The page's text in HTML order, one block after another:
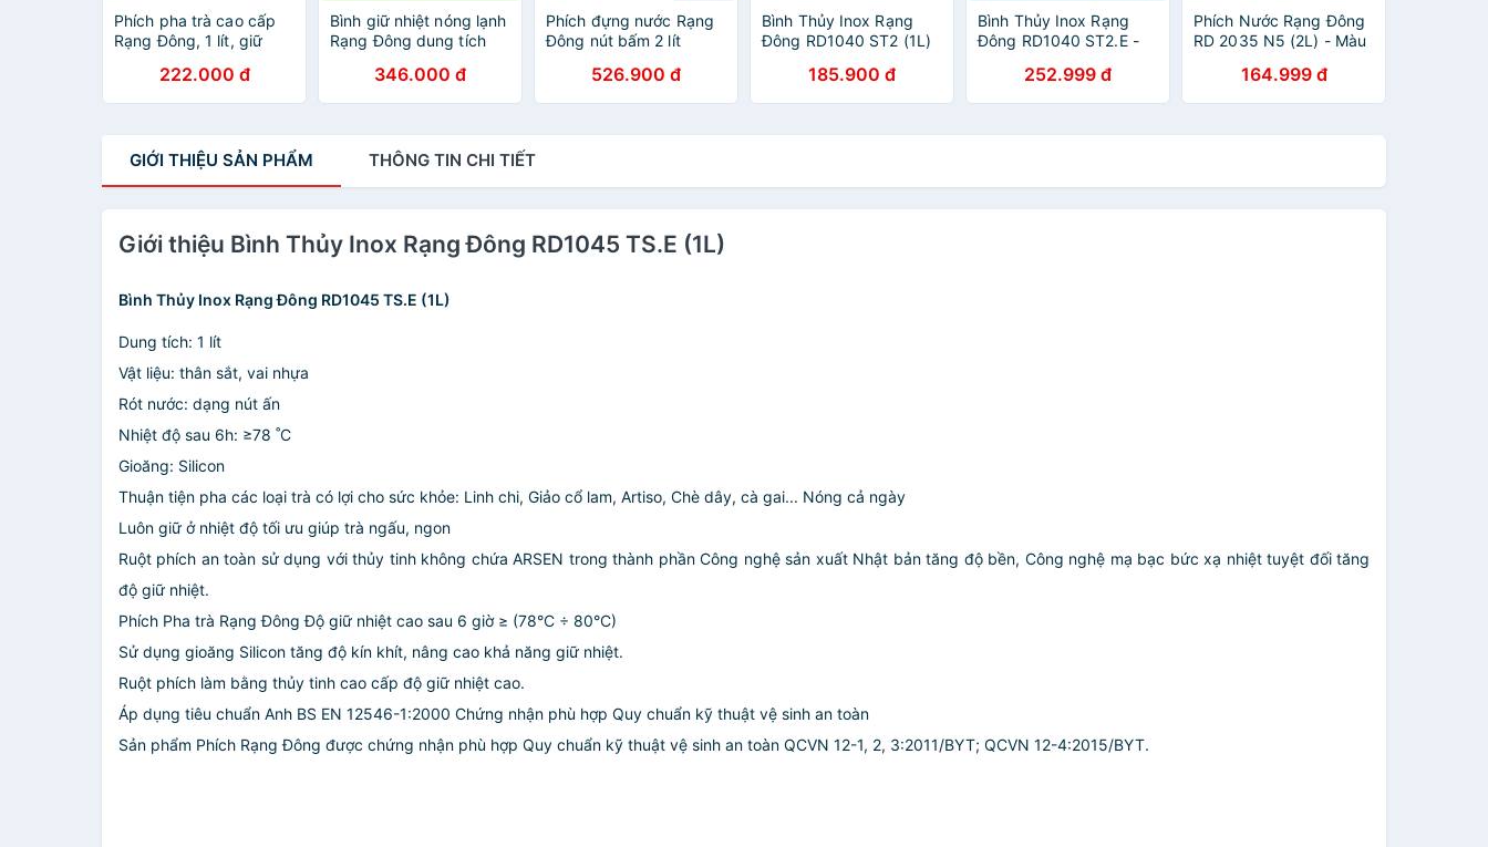
Phích pha trà cao cấp
Rạng Đông, 1 lít, giữ
nhựa, Model: RD-1055
ST1.E- Chính hãng
222.000 đ
Bình giữ nhiệt nóng lạnh
Rạng Đông dung tích
600ml inox 304 cao
cấp, ly giữ nhiệt
346.000 đ
Phích đựng nước Rạng
Đông nút bấm 2 lít
526.900 đ
Bình Thủy Inox Rạng
Đông RD1040 ST2 (1L)
185.900 đ
Bình Thủy Inox Rạng
Đông RD1040 ST2.E -
252.999 đ
Phích Nước Rạng Đông
RD 2035 N5 (2L) - Màu
164.999 đ
GIỚI THIỆU SẢN PHẨM THÔNG TIN CHI TIẾT
Giới thiệu Bình Thủy Inox Rạng Đông RD1045 TS.E (1L)
Bình Thủy Inox Rạng Đông RD1045 TS.E (1L)
Dung tích: 1 lít
Vật liệu: thân sắt, vai nhựa
Rót nước: dạng nút ấn
Nhiệt độ sau 6h: ≥78 ˚C
Gioăng: Silicon
Thuận tiện pha các loại trà có lợi cho sức khỏe: Linh chi, Giảo cổ lam, Artiso, Chè dây, cà gai... Nóng cả ngày
Luôn giữ ở nhiệt độ tối ưu giúp trà ngấu, ngon
Ruột phích an toàn sử dụng với thủy tinh không chứa ARSEN trong thành phần Công nghệ sản xuất Nhật bản tăng độ bền, Công nghệ mạ bạc bức xạ nhiệt tuyệt đối tăng
độ giữ nhiệt.
Phích Pha trà Rạng Đông Độ giữ nhiệt cao sau 6 giờ ≥ (78°C ÷ 80°C)
Sử dụng gioăng Silicon tăng độ kín khít, nâng cao khả năng giữ nhiệt.
Ruột phích làm bằng thủy tinh cao cấp độ giữ nhiệt cao.
Áp dụng tiêu chuẩn Anh BS EN 12546-1:2000 Chứng nhận phù hợp Quy chuẩn kỹ thuật vệ sinh an toàn
Sản phẩm Phích Rạng Đông được chứng nhận phù hợp Quy chuẩn kỹ thuật vệ sinh an toàn QCVN 12-1, 2, 3:2011/BYT; QCVN 12-4:2015/BYT.